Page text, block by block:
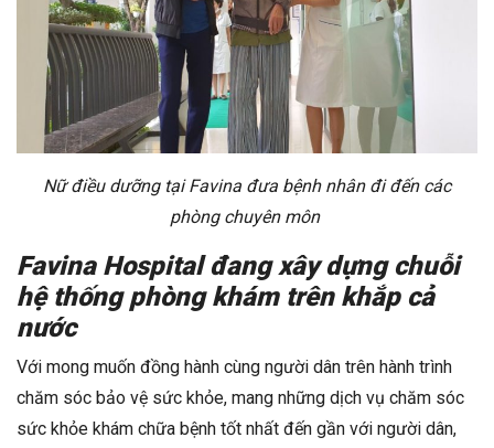
Nữ điều dưỡng tại Favina đưa bệnh nhân đi đến các
phòng chuyên môn
Favina Hospital đang xây dựng chuỗi
hệ thống phòng khám trên khắp cả
nước
Với mong muốn đồng hành cùng người dân trên hành trình
chăm sóc bảo vệ sức khỏe, mang những dịch vụ chăm sóc
sức khỏe khám chữa bệnh tốt nhất đến gần với người dân,